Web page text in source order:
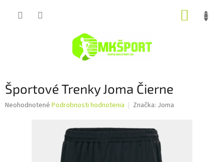
Športové Trenky Joma Čierne
Priemerné
Neohodnotené Podrobnosti hodnotenia Značka: Joma